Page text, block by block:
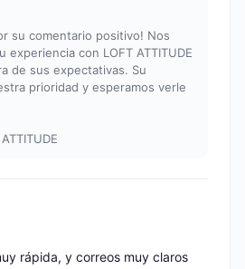
su comentario positivo! Nos
experiencia con LOFT ATTITUDE
de sus expectativas. Su
prioridad y esperamos verle
rápida, y correos muy claros